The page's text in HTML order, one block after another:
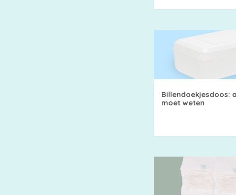
Billendoekjesdoos:
moet weten